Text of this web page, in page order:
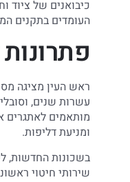
כיבואנים של ציוד
העומדים בתקנים
ראש העין מציגה
עשרות שנים,
מותאמים לאתגרים
ומניעת דליפות.
בשכונות החדשות,
שירותי חיטוי